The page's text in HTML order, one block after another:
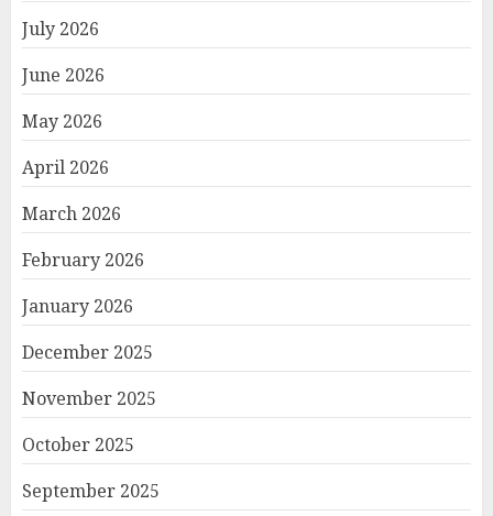
July 2026
June 2026
May 2026
April 2026
March 2026
February 2026
January 2026
December 2025
November 2025
October 2025
September 2025